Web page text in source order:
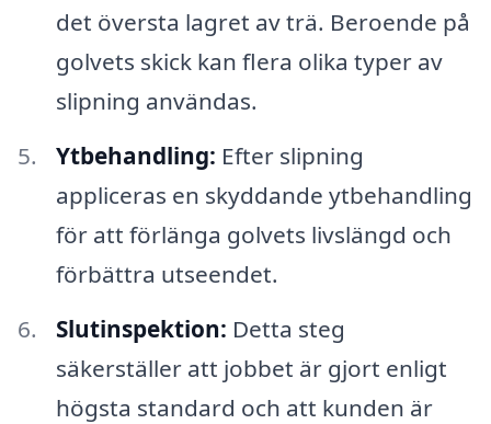
det översta lagret av trä. Beroende på
golvets skick kan flera olika typer av
slipning användas.
Ytbehandling: Efter slipning
appliceras en skyddande ytbehandling
för att förlänga golvets livslängd och
förbättra utseendet.
Slutinspektion: Detta steg
säkerställer att jobbet är gjort enligt
högsta standard och att kunden är